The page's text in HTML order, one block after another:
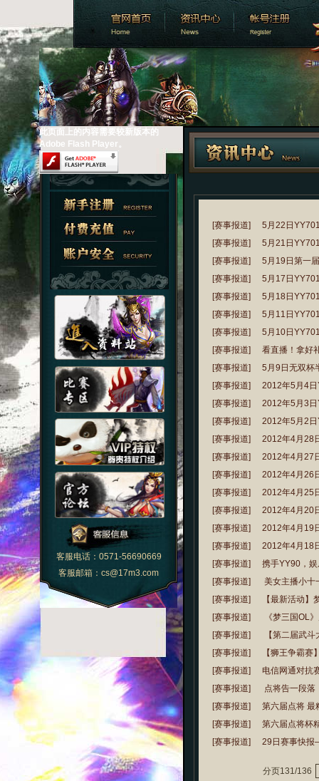
此页面上的内容需要较新版本的
Adobe Flash Player。
客服电话：0571-56690669
客服邮箱：cs@17m3.com
[赛事报道]
5月22日
[赛事报道]
5月21日
[赛事报道]
5月19日第一
[赛事报道]
5月17日
[赛事报道]
5月18日
[赛事报道]
5月11日
[赛事报道]
5月10日
[赛事报道]
看直播！拿好
[赛事报道]
5月9日无双杯
[赛事报道]
2012年5月4
[赛事报道]
2012年5月3
[赛事报道]
2012年5月2
[赛事报道]
2012年4月28
[赛事报道]
2012年4月27
[赛事报道]
2012年4月26
[赛事报道]
2012年4月25
[赛事报道]
2012年4月20
[赛事报道]
2012年4月19
[赛事报道]
2012年4月18
[赛事报道]
携手YY90，
[赛事报道]
美女主播小十
[赛事报道]
【最新活动
[赛事报道]
《梦三国OL
[赛事报道]
【第二届武
[赛事报道]
【狮王争霸
[赛事报道]
电信网通对抗
[赛事报道]
点将告一段落
[赛事报道]
第六届点将 最
[赛事报道]
第六届点将杯
[赛事报道]
29日赛事快报
分页131/136